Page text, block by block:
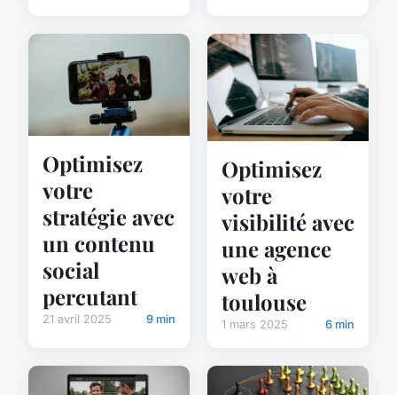
Optimisez
votre
stratégie avec
un contenu
social
percutant
21 avril 2025 9 min
Optimisez
votre
visibilité avec
une agence
web à
toulouse
1 mars 2025 6 min